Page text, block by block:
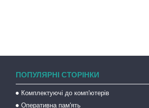
ПОПУЛЯРНІ СТОРІНКИ
Комплектуючі до комп'ютерів
Оперативна пам'ять